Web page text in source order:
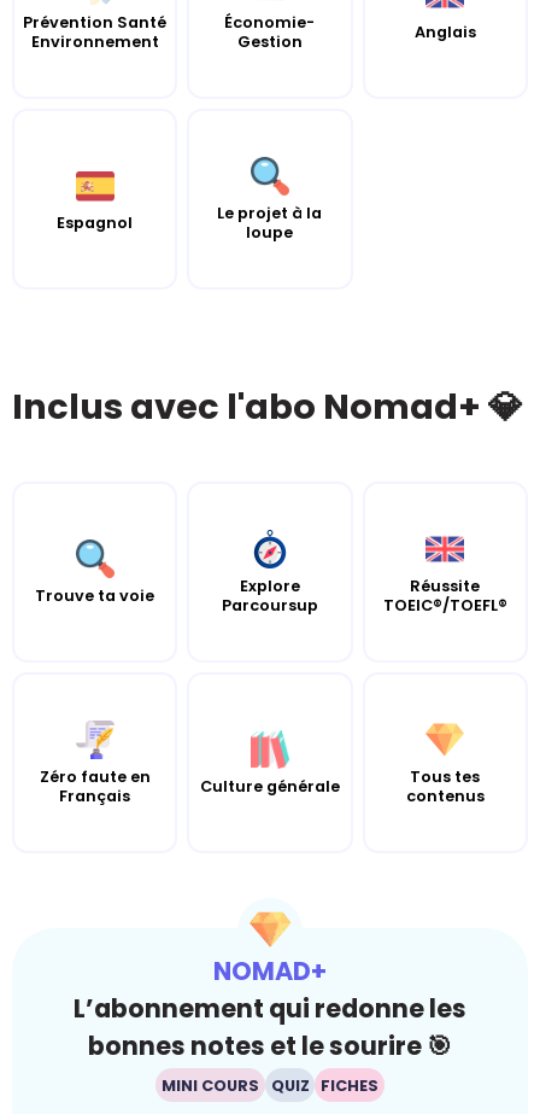
Prévention Santé
Environnement
Économie-
Gestion
Anglais
Espagnol
Le projet à la
loupe
Inclus avec l'abo Nomad+ 💎
Trouve ta voie
Explore
Parcoursup
Réussite
TOEIC®/TOEFL®
Zéro faute en
Français
Culture générale
Tous tes
contenus
NOMAD+
L’abonnement qui redonne les
bonnes notes et le sourire 🎯
MINI COURS QUIZ FICHES